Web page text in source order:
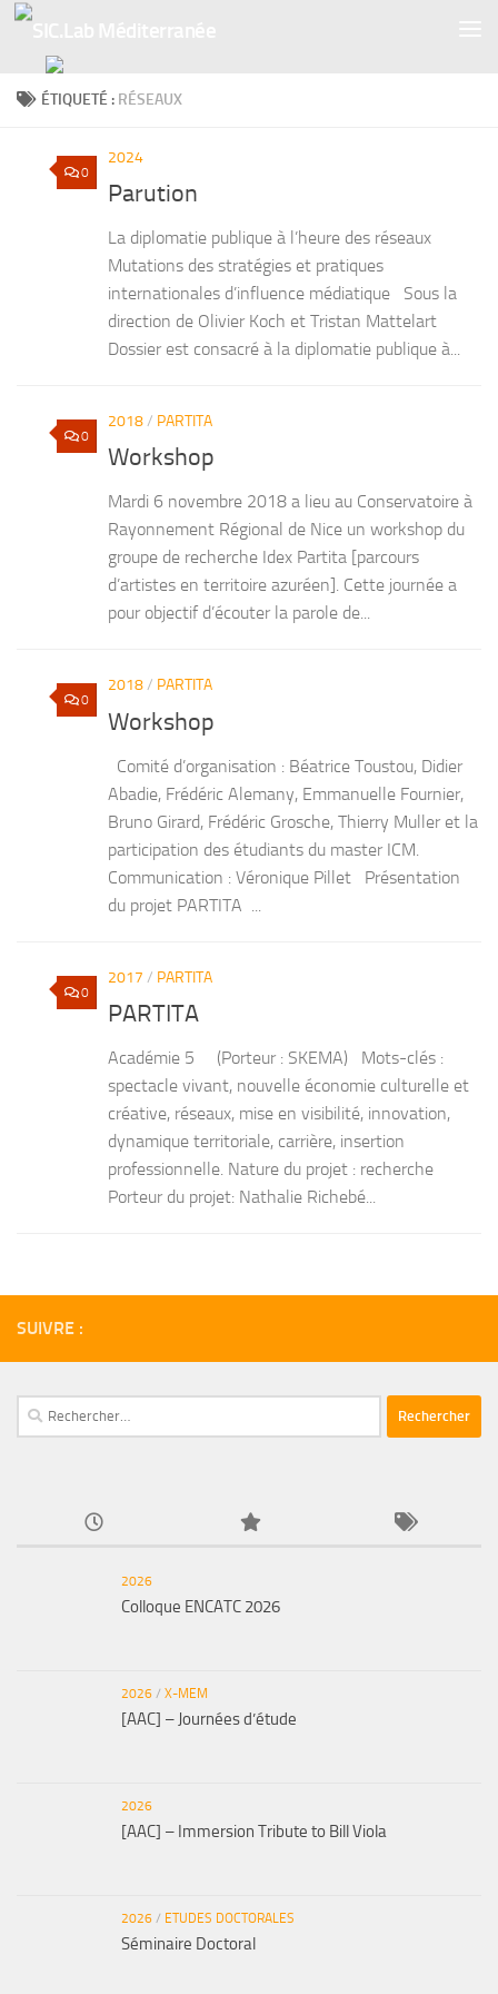
ÉTIQUETÉ : RÉSEAUX
0
2024
Parution
La diplomatie publique à l’heure des réseaux
Mutations des stratégies et pratiques
internationales d’influence médiatique Sous la
direction de Olivier Koch et Tristan Mattelart
Dossier est consacré à la diplomatie publique à...
0
2018/ PARTITA
Workshop
Mardi 6 novembre 2018 a lieu au Conservatoire à
Rayonnement Régional de Nice un workshop du
groupe de recherche Idex Partita [parcours
d’artistes en territoire azuréen]. Cette journée a
pour objectif d’écouter la parole de...
0
2018/ PARTITA
Workshop
Comité d’organisation : Béatrice Toustou, Didier
Abadie, Frédéric Alemany, Emmanuelle Fournier,
Bruno Girard, Frédéric Grosche, Thierry Muller et la
participation des étudiants du master ICM.
Communication : Véronique Pillet Présentation
du projet PARTITA ...
0
2017 / PARTITA
PARTITA
Académie 5 (Porteur : SKEMA) Mots-clés :
spectacle vivant, nouvelle économie culturelle et
créative, réseaux, mise en visibilité, innovation,
dynamique territoriale, carrière, insertion
professionnelle. Nature du projet : recherche
Porteur du projet: Nathalie Richebé...
SUIVRE :
Rechercher :
2026
Colloque ENCATC 2026
2026 / X-MEM
[AAC] – Journées d’étude
2026
[AAC] – Immersion Tribute to Bill Viola
2026 / ETUDES DOCTORALES
Séminaire Doctoral